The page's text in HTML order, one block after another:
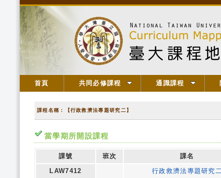
首頁 共同必修課程 通識課程
課程名稱：【行政救濟法專題研究二】
當學期所開設課程
課號 班次
課名
LAW7412
行政救濟法專題研究